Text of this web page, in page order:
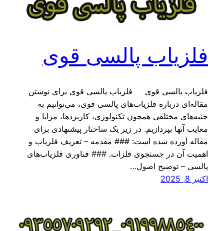
فلزیاب پالسی قوی
فلزیاب پالسی قوی فلزیاب پالسی قوی برای نوشتن
مقاله‌ای درباره فلزیاب‌های پالسی قوی، می‌توانیم به
جنبه‌های مختلفی همچون تکنولوژی، کاربردها، مزایا و
معایب آنها بپردازیم. در زیر یک ساختار پیشنهادی برای
مقاله آورده شده است: ### مقدمه – تعریف فلزیاب و
اهمیت آن در جستجوی فلزات. ### فناوری فلزیاب‌های
پالسی – توضیح اصول…
اکتبر 8, 2025